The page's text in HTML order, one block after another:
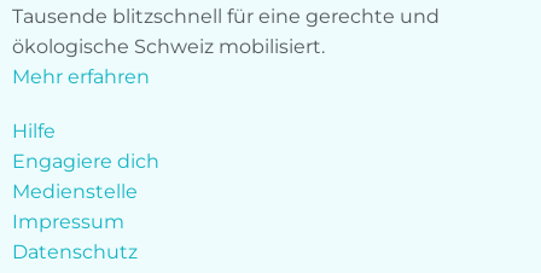
Tausende blitzschnell für eine gerechte und
ökologische Schweiz mobilisiert.
Mehr erfahren
Hilfe
Engagiere dich
Medienstelle
Impressum
Datenschutz